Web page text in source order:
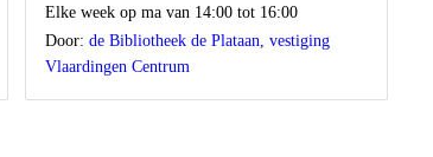
Wanneer
Elke week op ma van 14:00 tot 16:00
Door: de Bibliotheek de Plataan, vestiging
Vlaardingen Centrum